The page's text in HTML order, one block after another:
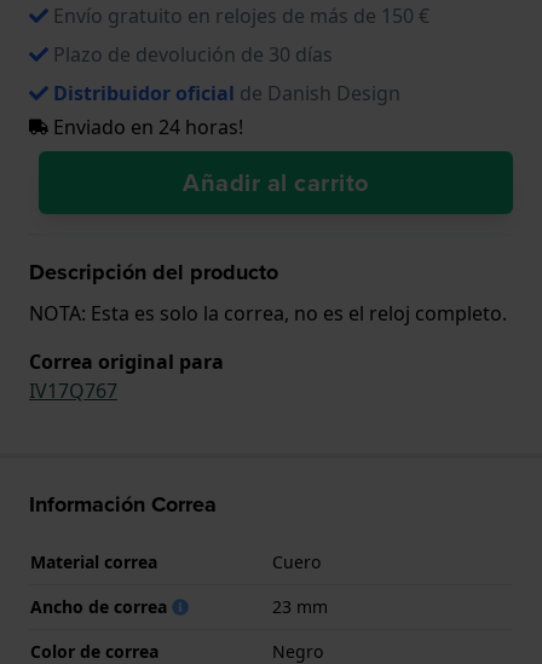
Envío gratuito en relojes de más de 150 €
Plazo de devolución de 30 días
Distribuidor oficial de Danish Design
Enviado en 24 horas!
Añadir al carrito
Descripción del producto
NOTA: Esta es solo la correa, no es el reloj completo.
Correa original para
IV17Q767
Información Correa
Material correa
Cuero
Ancho de correa
23 mm
Color de correa
Negro